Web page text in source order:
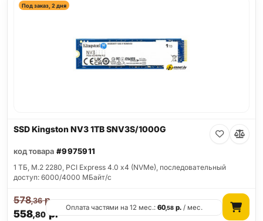
Под заказ, 2 дня
SSD Kingston NV3 1TB SNV3S/1000G
код товара #9975911
1 ТБ, M.2 2280, PCI Express 4.0 x4 (NVMe), последовательный
доступ: 6000/4000 МБайт/с
558,80р.
578,36р.
Оплата частями на 12 мес.:60,58 р. / мес.